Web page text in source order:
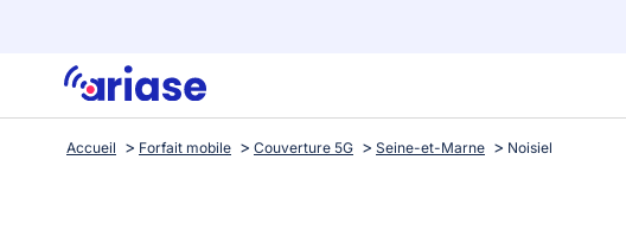
Accueil Forfait mobile Couverture 5G Seine-et-Marne Noisiel